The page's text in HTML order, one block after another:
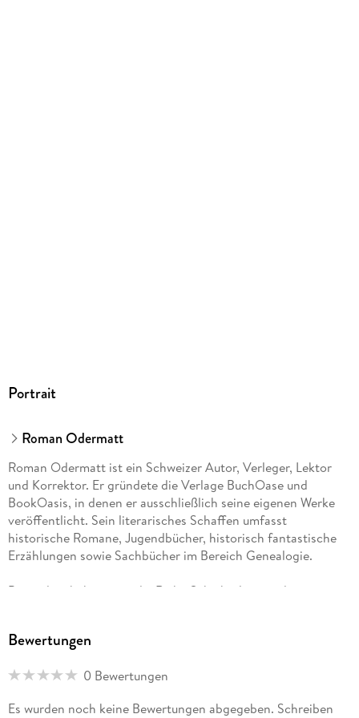
Portrait
Roman Odermatt
Roman Odermatt ist ein Schweizer Autor, Verleger, Lektor
und Korrektor. Er gründete die Verlage BuchOase und
BookOasis, in denen er ausschließlich seine eigenen Werke
veröffentlicht. Sein literarisches Schaffen umfasst
historische Romane, Jugendbücher, historisch fantastische
Erzählungen sowie Sachbücher im Bereich Genealogie.
Besonders bekannt ist die Reihe Schicksalswege der
widmen sich Figuren der amerikanischen Pioniergeschichte
verbindet historische Elemente mit fantastischen Motiven.
Seine Veröffentlichungen folgen einem klaren Konzept: Jede
Bewertungen
0 Bewertungen
Es wurden noch keine Bewertungen abgegeben. Schreiben